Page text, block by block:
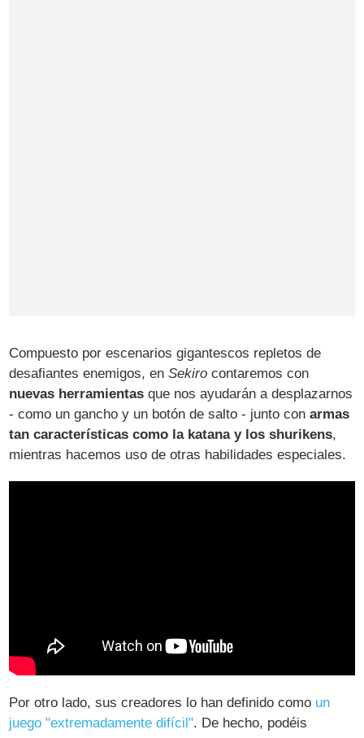
Compuesto por escenarios gigantescos repletos de
desafiantes enemigos, enSekiro contaremos con
nuevas herramientas que nos ayudarán a desplazarnos
- como un gancho y un botón de salto - junto conarmas
tan características como la katana y los shurikens,
mientras hacemos uso de otras habilidades especiales.
Por otro lado, sus creadores lo han definido como un
juego "extremadamente difícil". De hecho, podéis